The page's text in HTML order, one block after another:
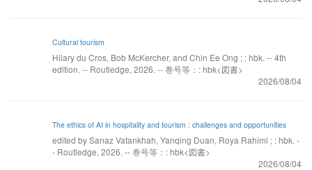
Cultural tourism
Hilary du Cros, Bob McKercher, and Chin Ee Ong ; : hbk. -- 4th
edition. -- Routledge, 2026. -- 巻号等：: hbk<図書>
2026/08/04
The ethics of AI in hospitality and tourism : challenges and opportunities
edited by Sanaz Vatankhah, Yanqing Duan, Roya Rahimi ; : hbk. -
- Routledge, 2026. -- 巻号等：: hbk<図書>
2026/08/04